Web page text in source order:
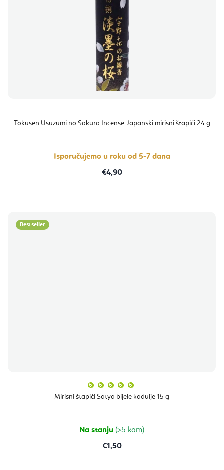
Tokusen Usuzumi no Sakura Incense Japanski mirisni štapići 24 g
Isporučujemo u roku od 5-7 dana
€4,90
Bestseller
Mirisni štapići Satya bijele kadulje 15 g
proizvoda
je
zvjezdica.
Na stanju (>5 kom)
€1,50